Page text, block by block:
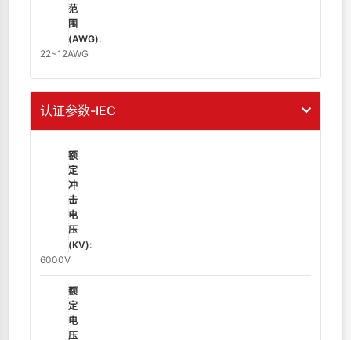
范
围
(AWG):
22~12AWG
认证参数-IEC
额
定
冲
击
电
压
(KV):
6000V
额
定
电
压